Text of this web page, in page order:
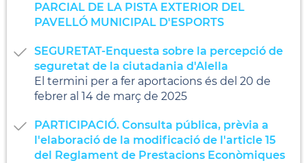
PARCIAL DE LA PISTA EXTERIOR DEL
PAVELLÓ MUNICIPAL D'ESPORTS
SEGURETAT-Enquesta sobre la percepció de
seguretat de la ciutadania d'Alella
El termini per a fer aportacions és del 20 de
febrer al 14 de març de 2025
PARTICIPACIÓ. Consulta pública, prèvia a
l'elaboració de la modificació de l'article 15
del Reglament de Prestacions Econòmiques